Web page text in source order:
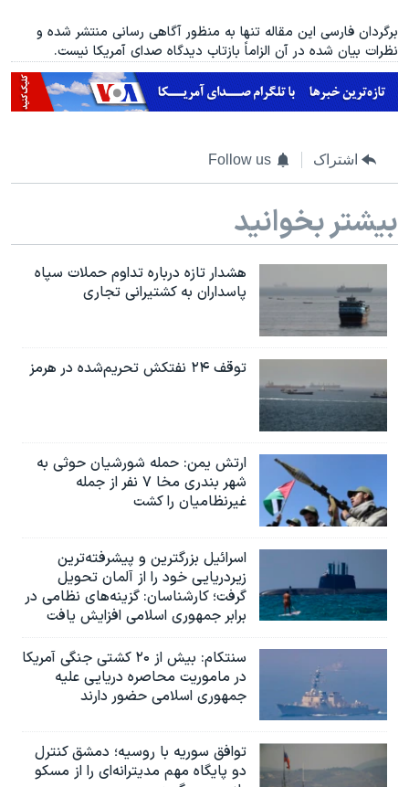
برگردان فارسی این مقاله تنها به منظور آگاهی رسانی منتشر شده و
نظرات بیان شده در آن الزاماً بازتاب دیدگاه صدای آمریکا نیست.
اشتراک Follow us
بیشتر بخوانید
هشدار تازه درباره تداوم حملات سپاه
پاسداران به کشتیرانی تجاری
توقف ۲۴ نفتکش تحریم‌شده در هرمز
ارتش یمن: حمله شورشیان حوثی به
شهر بندری مخا ۷ نفر از جمله
غیرنظامیان را کشت
اسرائيل بزرگترین و پیشرفته‌ترین
زیردریایی خود را از آلمان تحویل
گرفت؛ کارشناسان: گزینه‌های نظامی در
برابر جمهوری اسلامی افزایش یافت
سنتکام: بیش از ۲۰ کشتی جنگی آمریکا
در ماموریت محاصره دریایی علیه
جمهوری اسلامی حضور دارند
توافق سوریه با روسیه؛ دمشق کنترل
دو پایگاه مهم مدیترانه‌ای را از مسکو